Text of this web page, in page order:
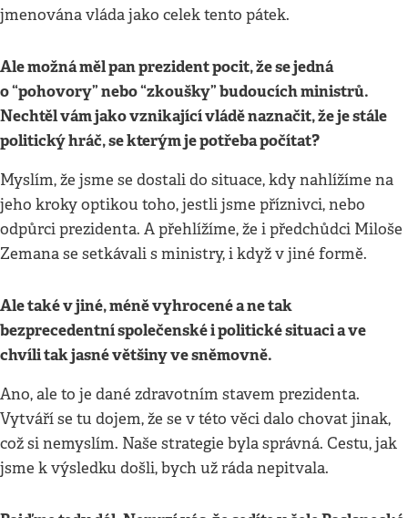
jmenována vláda jako celek tento pátek.
Ale možná měl pan prezident pocit, že se jedná
o“pohovory” nebo“zkoušky” budoucích ministrů.
Nechtěl vám jako vznikající vládě naznačit, že je stále
politický hráč, se kterým je potřeba počítat?
Myslím, že jsme se dostali do situace, kdy nahlížíme na
jeho kroky optikou toho, jestli jsme příznivci, nebo
odpůrci prezidenta. A přehlížíme, že i předchůdci Miloše
Zemana se setkávali s ministry, i když v jiné formě.
Ale také v jiné, méně vyhrocené a ne tak
bezprecedentní společenské i politické situaci a ve
chvíli tak jasné většiny ve sněmovně.
Ano, ale to je dané zdravotním stavem prezidenta.
Vytváří se tu dojem, že se v této věci dalo chovat jinak,
což si nemyslím. Naše strategie byla správná. Cestu, jak
jsme k výsledku došli, bych už ráda nepitvala.